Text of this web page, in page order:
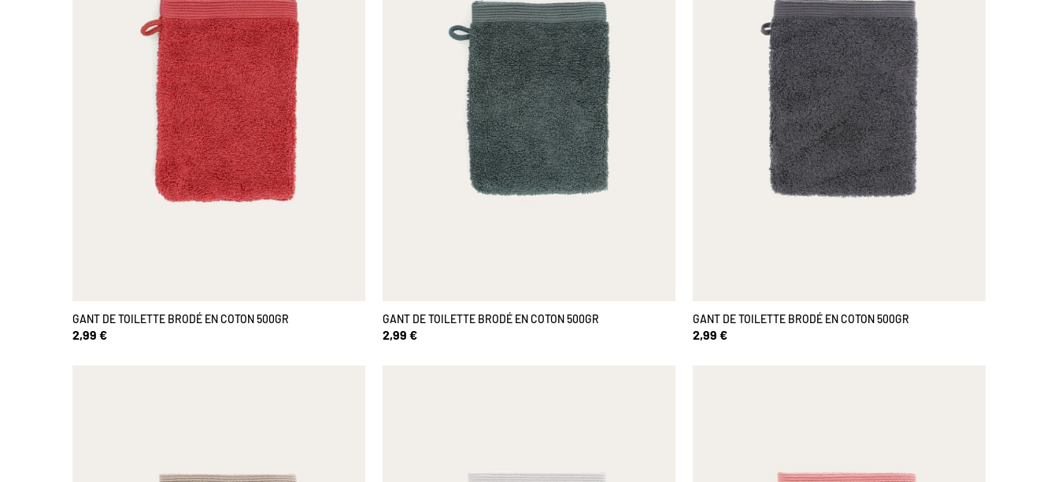
GANT DE TOILETTE BRODÉ EN COTON 500GR
2,99 €
GANT DE TOILETTE BRODÉ EN COTON 500GR
2,99 €
GANT DE TOILETTE BRODÉ EN COTON 500GR
2,99 €